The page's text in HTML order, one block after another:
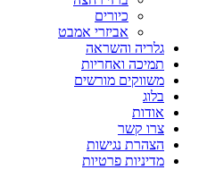
כיורים
אביזרי אמבט
גלריה והשראה
תמיכה ואחריות
משווקים מורשים
בלוג
אודות
צרו קשר
הצהרת נגישות
מדיניות פרטיות